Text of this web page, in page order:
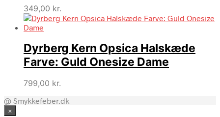
349,00 kr.
Dyrberg Kern Opsica Halskæde
Farve: Guld Onesize Dame
799,00 kr.
@ Smykkefeber.dk
×